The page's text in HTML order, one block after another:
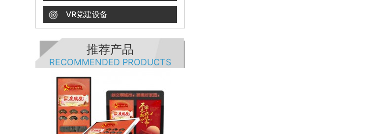
VR党建设备
推荐产品
RECOMMENDED PRODUCTS